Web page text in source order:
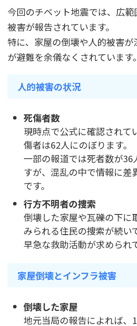
今回のチベット地震では、広
被害が報告されています。
特に、家屋の倒壊や人的被害
が避難を余儀なくされています。
人的被害の状況
死傷者数
現時点で公式に確認されて
傷者は62人にのぼります。
一部の報道では死者数が36
すが、混乱の中で情報に差
です。
行方不明者の捜索
倒壊した家屋や瓦礫の下に
みられる住民の捜索が続い
早急な救助活動が求められ
家屋倒壊とインフラ被害
倒壊した家屋
地元当局の報告によれば、